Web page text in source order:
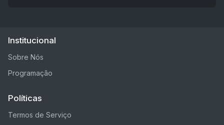
Institucional
Sobre Nós
Programação
Políticas
Termos de Serviço